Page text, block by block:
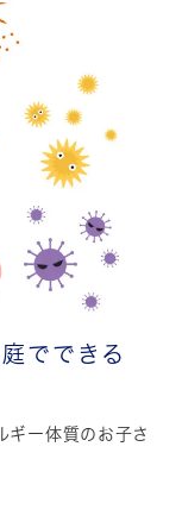
でできる
ギー体質のお子さ